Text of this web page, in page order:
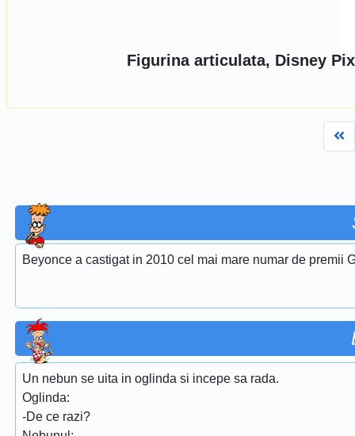
Figurina articulata, Disney
Beyonce a castigat in 2010 cel mai mare numar de premii
Un nebun se uita in oglinda si incepe sa rada.
Oglinda:
-De ce razi?